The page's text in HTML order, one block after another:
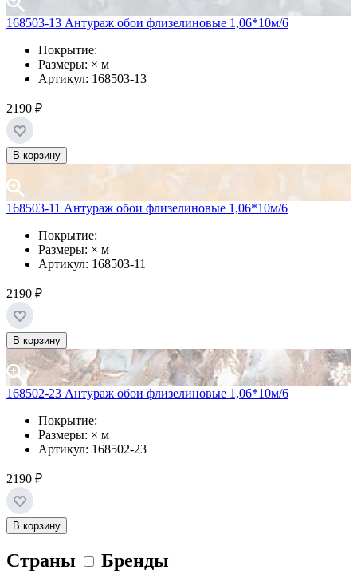
168503-13 Антураж обои флизелиновые 1,06*10м/6
Покрытие:
Размеры: × м
Артикул: 168503-13
2190 ₽
В корзину
168503-11 Антураж обои флизелиновые 1,06*10м/6
Покрытие:
Размеры: × м
Артикул: 168503-11
2190 ₽
В корзину
168502-23 Антураж обои флизелиновые 1,06*10м/6
Покрытие:
Размеры: × м
Артикул: 168502-23
2190 ₽
В корзину
Страны Бренды